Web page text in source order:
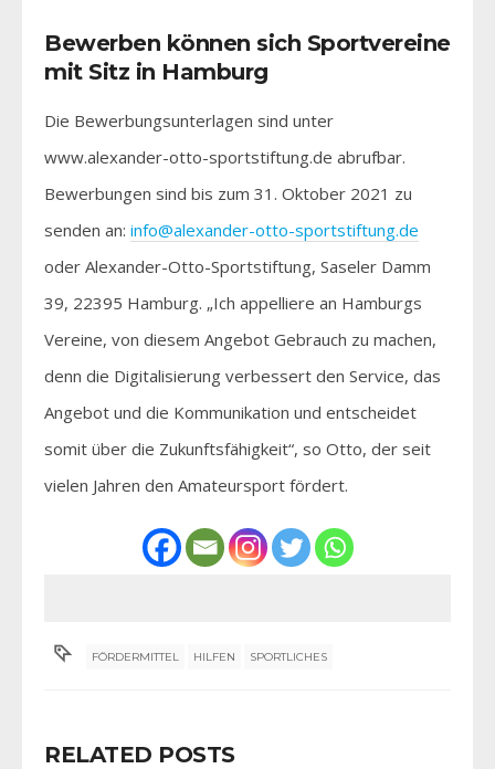
Bewerben können sich Sportvereine
mit Sitz in Hamburg
Die Bewerbungsunterlagen sind unter
www.alexander-otto-sportstiftung.de abrufbar.
Bewerbungen sind bis zum 31. Oktober 2021 zu
senden an: info@alexander-otto-sportstiftung.de
oder Alexander-Otto-Sportstiftung, Saseler Damm
39, 22395 Hamburg. „Ich appelliere an Hamburgs
Vereine, von diesem Angebot Gebrauch zu machen,
denn die Digitalisierung verbessert den Service, das
Angebot und die Kommunikation und entscheidet
somit über die Zukunftsfähigkeit“, so Otto, der seit
vielen Jahren den Amateursport fördert.
FÖRDERMITTEL HILFEN SPORTLICHES
RELATED POSTS